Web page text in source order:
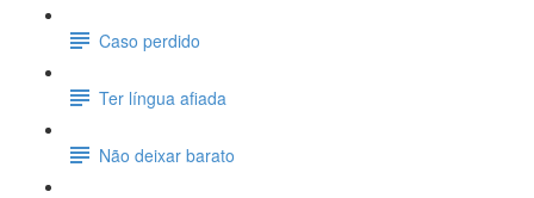
Caso perdido
Ter língua afiada
Não deixar barato